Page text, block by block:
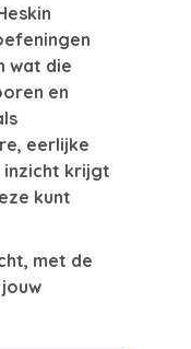
wat die
en
eerlijke
krijgt
kunt
met de